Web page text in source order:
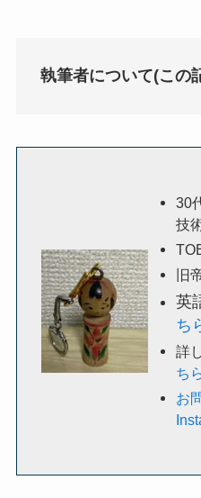
執筆者について(この
30
技
旧
英
ち
詳
ち
お